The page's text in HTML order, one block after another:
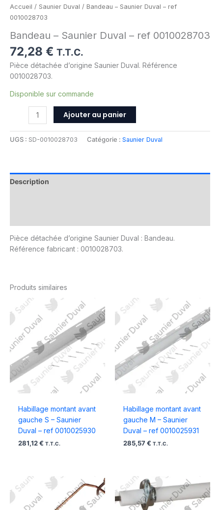
Accueil / Saunier Duval / Bandeau – Saunier Duval – ref
0010028703
Bandeau – Saunier Duval – ref 0010028703
72,28 € T.T.C.
Pièce détachée d’origine Saunier Duval. Référence
0010028703.
Disponible sur commande
Ajouter au panier
UGS : SD-0010028703 Catégorie : Saunier Duval
Description
Pièce détachée d’origine Saunier Duval : Bandeau.
Référence fabricant : 0010028703.
Produits similaires
Habillage montant avant
gauche S – Saunier
Duval – ref 0010025930
281,12 € T.T.C.
Habillage montant avant
gauche M – Saunier
Duval – ref 0010025931
285,57 € T.T.C.